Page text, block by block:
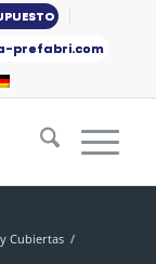
prefabri.com
Cubiertas /